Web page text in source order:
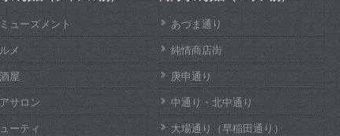
ューズメント
メ
屋
サロン
ーティ
あづま通り
純情商店街
庚申通り
中通り・北中通り
大場通り（早稲田通り）